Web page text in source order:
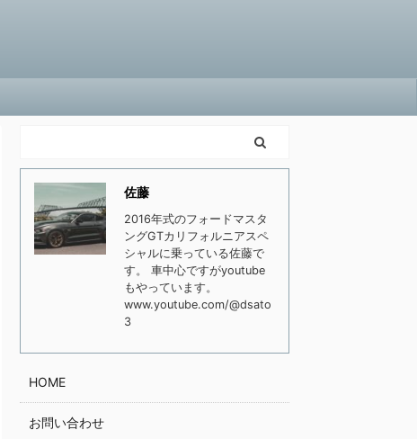
佐藤
2016年式のフォードマスタ
ングGTカリフォルニアスペ
シャルに乗っている佐藤で
す。 車中心ですがyoutube
もやっています。
www.youtube.com/@dsato
3
HOME
お問い合わせ